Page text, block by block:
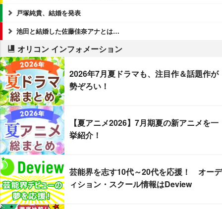
戸塚純貴、結婚を発表
池田と結婚した佐藤佳奈アナとは…
オリコン インフォメーション
2026年7月夏ドラマも、注目作＆話題作が
勢ぞろい！
【夏アニメ2026】7月期夏の新アニメを一
挙紹介！
芸能界を志す10代～20代を応援！ オーデ
ィション・スクール情報はDeview